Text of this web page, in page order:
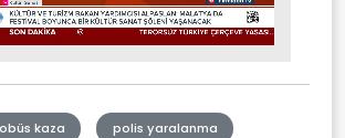
Stream
kaza polis yaralanma